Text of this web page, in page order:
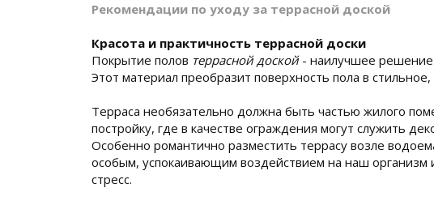
Рекомендации по уходу за террасной доской
Красота и практичность террасной доски
Покрытие полов террасной доской- наилучшее решение
Этот материал преобразит поверхность пола в
Терраса необязательно должна быть частью жилого
постройку, где в качестве ограждения могут служить
Особенно романтично разместить террасу возле
особым, успокаивающим воздействием на наш организм
стресс.